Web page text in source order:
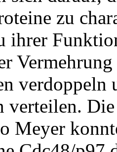
zu
ihrer
verteilen.
Meyer